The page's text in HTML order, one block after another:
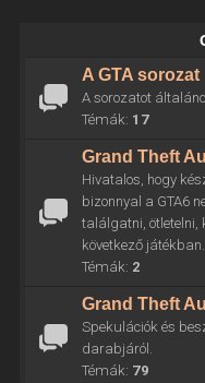
A GTA sorozat
A sorozatot
Témák: 17
Grand Theft
Hivatalos, hogy
bizonnyal a GTA6
találgatni, ötletelni,
következő játékban.
Témák: 2
Grand Theft
Spekulációk és
darabjáról.
Témák: 79